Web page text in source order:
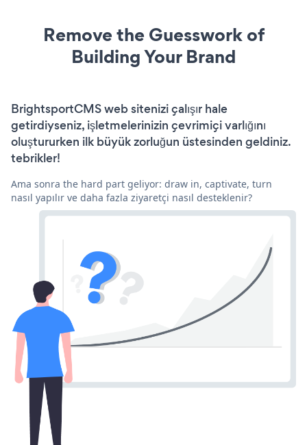
Remove the Guesswork of
Building Your Brand
BrightsportCMS web sitenizi çalışır hale
getirdiyseniz, işletmelerinizin çevrimiçi varlığını
oluştururken ilk büyük zorluğun üstesinden geldiniz.
tebrikler!
Ama sonra the hard part geliyor: draw in, captivate, turn
nasıl yapılır ve daha fazla ziyaretçi nasıl desteklenir?